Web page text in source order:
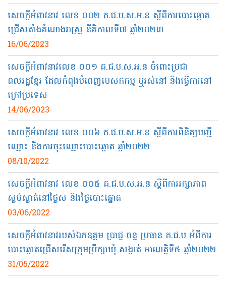
សេចក្ដីអំពាវនាវ លេខ ០០២ គ.ជ.ប.ស.អ.ន ស្ដីពីការបោះឆ្នោត
ជ្រើសតាំងតំណាងរាស្ត្រ នីតិកាលទី៧ ឆ្នាំ២០២៣
16/06/2023
សេចក្តីអំពាវនាវលេខ ០០១ គ.ជ.ប.ស.អ.ន ចំពោះប្រជា
ពលរដ្ឋខែ្មរ ដែលកំពុងបំពេញបេសកកម្ម ឬរស់នៅ និងធ្វើការនៅ
ក្រៅប្រទេស
14/06/2023
សេចក្ដីអំពាវនាវ លេខ ០០៦ គ.ជ.ប.ស.អ.ន ស្ដីពីការពិនិត្យបញ្ជី
ឈ្មោះ និងការចុះឈ្មោះបោះឆ្នោត ឆ្នាំ២០២២
08/10/2022
សេចក្តីអំពាវនាវ លេខ ០០៥ គ.ជ.ប.ស.អ.ន ស្ដីពីការរក្សាភាព
ស្ងប់ស្ងាត់នៅថ្ងៃស និងថ្ងៃបោះឆ្នោត
03/06/2022
សេចក្ដីអំពាវនាវរបស់ឯកឧត្ដម ប្រាជ្ញ ចន្ទ ប្រធាន គ.ជ.ប អំពីការ
បោះឆ្នោតជ្រើសរើសក្រុមប្រឹក្សាឃុំ សង្កាត់ អាណត្តិទី៥ ឆ្នាំ២០២២
31/05/2022